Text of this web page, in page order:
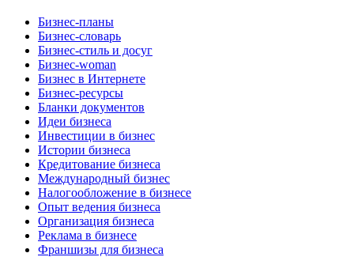
Бизнес-планы
Бизнес-словарь
Бизнес-стиль и досуг
Бизнес-woman
Бизнес в Интернете
Бизнес-ресурсы
Бланки документов
Идеи бизнеса
Инвестиции в бизнес
Истории бизнеса
Кредитование бизнеса
Международный бизнес
Налогообложение в бизнесе
Опыт ведения бизнеса
Организация бизнеса
Реклама в бизнесе
Франшизы для бизнеса